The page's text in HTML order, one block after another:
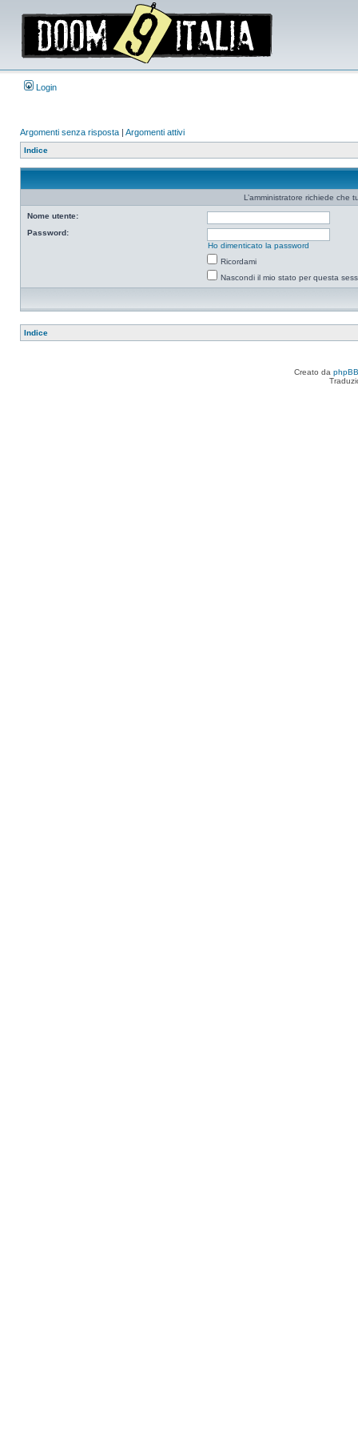
Login
Argomenti senza risposta | Argomenti attivi
Indice
L’amministratore richiede che
Nome utente:
Password:
Ho dimenticato la password
Ricordami
Nascondi il mio stato per questa
Indice
Creato da phpBB